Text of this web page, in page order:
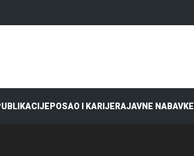
POSAO I KARIJERAJAVNE NABAVKE